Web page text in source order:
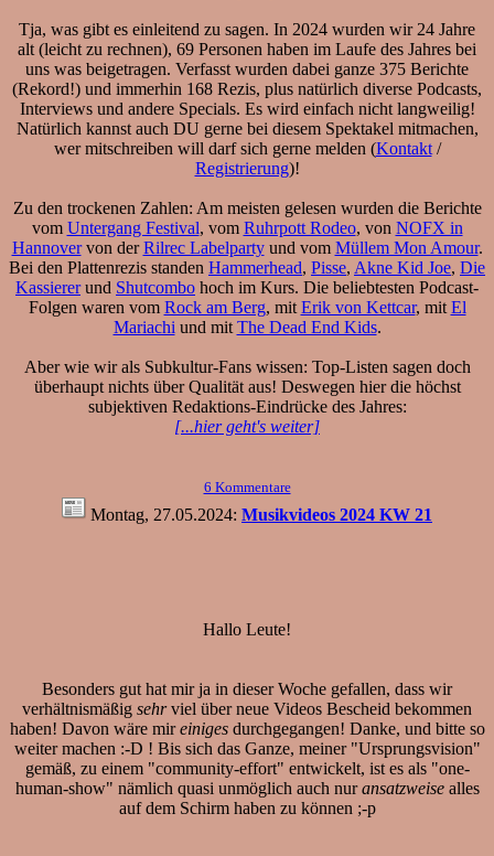
Tja, was gibt es einleitend zu sagen. In 2024 wurden wir 24 Jahre
alt (leicht zu rechnen), 69 Personen haben im Laufe des Jahres bei
uns was beigetragen. Verfasst wurden dabei ganze 375 Berichte
(Rekord!) und immerhin 168 Rezis, plus natürlich diverse Podcasts,
Interviews und andere Specials. Es wird einfach nicht langweilig!
Natürlich kannst auch DU gerne bei diesem Spektakel mitmachen,
wer mitschreiben will darf sich gerne melden (Kontakt/
Registrierung)!
Zu den trockenen Zahlen: Am meisten gelesen wurden die Berichte
vom Untergang Festival, vom Ruhrpott Rodeo, von NOFX in
Hannovervon derRilrec Labelpartyund vom Müllem Mon Amour.
Bei den Plattenrezis standen Hammerhead, Pisse, Akne Kid Joe, Die
Kassiererund Shutcombo hoch im Kurs. Die beliebtesten Podcast-
Folgen waren vom Rock am Berg, mit Erik von Kettcar, mit El
Mariachi und mit The Dead End Kids.
Aber wie wir als Subkultur-Fans wissen: Top-Listen sagen doch
überhaupt nichts über Qualität aus! Deswegen hier die höchst
subjektiven Redaktions-Eindrücke des Jahres:
[...hier geht's weiter]
6 Kommentare
Montag, 27.05.2024: Musikvideos 2024 KW 21
Hallo Leute!
Besonders gut hat mir ja in dieser Woche gefallen, dass wir
verhältnismäßig sehrviel über neue Videos Bescheid bekommen
haben! Davon wäre mireinigesdurchgegangen! Danke, und bitte so
weiter machen :-D ! Bis sich das Ganze, meiner "Ursprungsvision"
gemäß, zu einem "community-effort" entwickelt, ist es als "one-
human-show" nämlich quasi unmöglich auch nuransatzweisealles
auf dem Schirm haben zu können ;-p